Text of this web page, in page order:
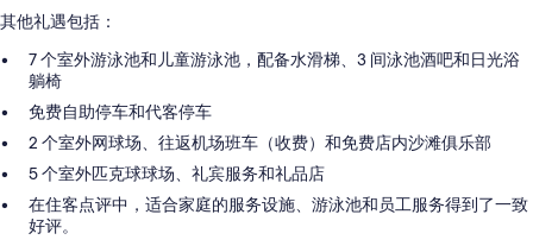
其他礼遇包括：
7 个室外游泳池和儿童游泳池，配备水滑梯、3 间泳池酒吧和日光浴
躺椅
免费自助停车和代客停车
2 个室外网球场、往返机场班车（收费）和免费店内沙滩俱乐部
5 个室外匹克球球场、礼宾服务和礼品店
在住客点评中，适合家庭的服务设施、游泳池和员工服务得到了一致
好评。